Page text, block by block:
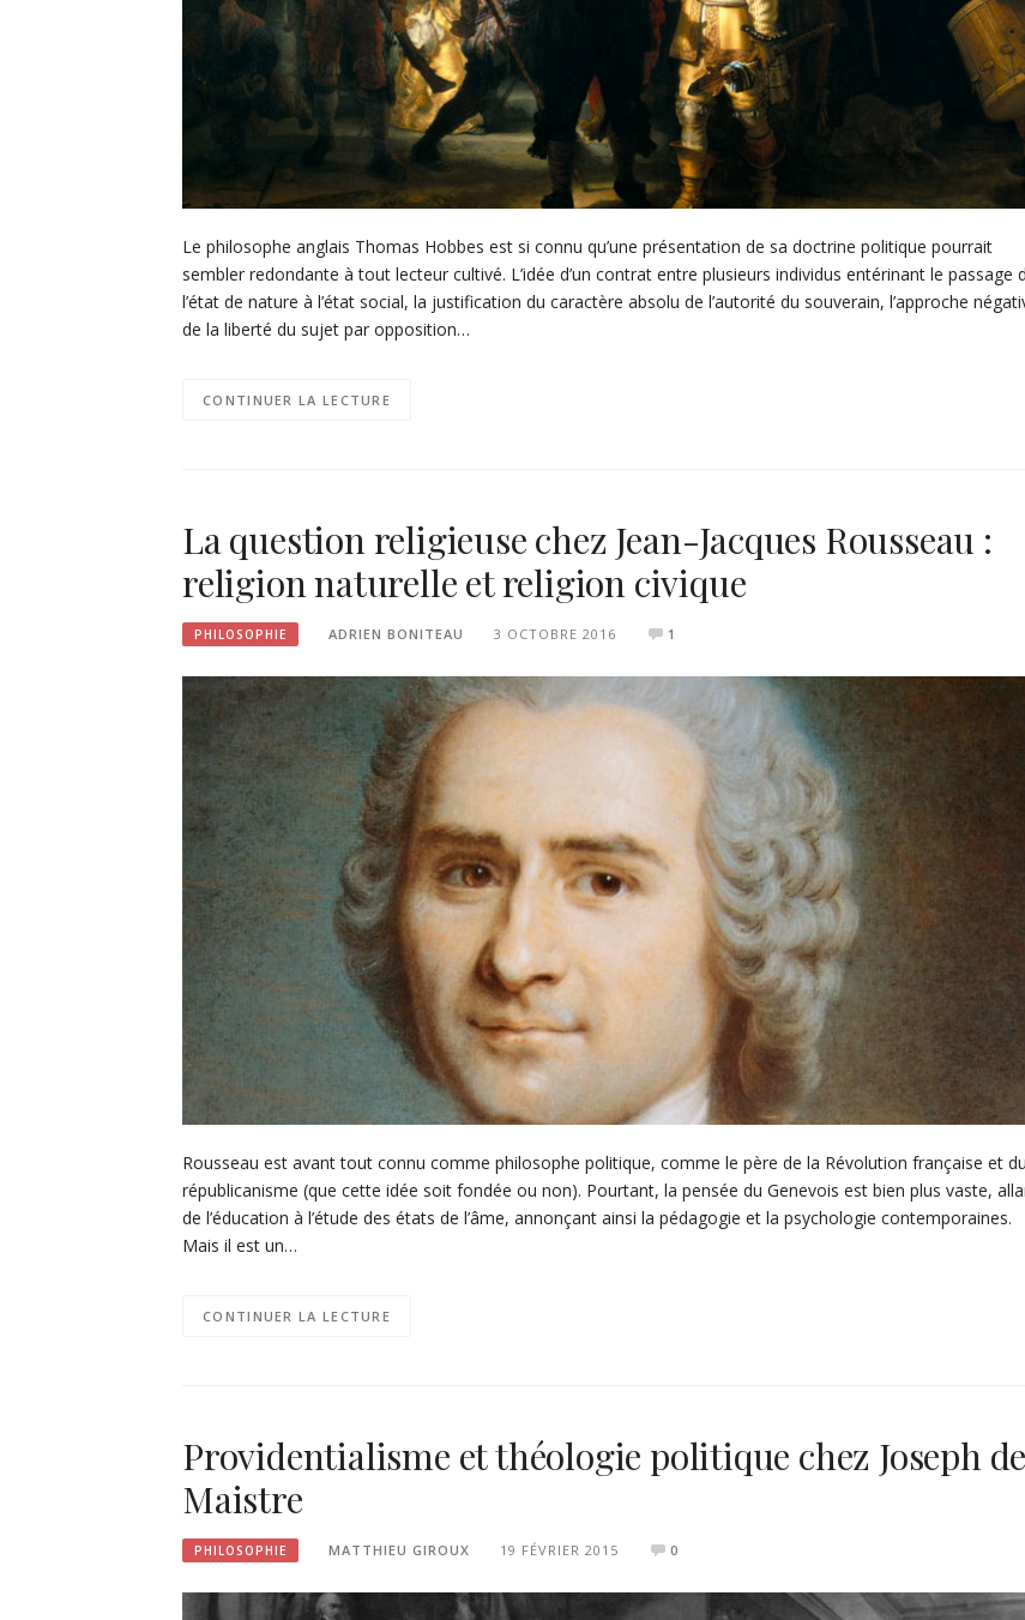
Le philosophe anglais Thomas Hobbes est si connu qu’une présentation de sa doctrine politique pourrait
sembler redondante à tout lecteur cultivé. L’idée d’un contrat entre plusieurs individus entérinant le passage
l’état de nature à l’état social, la justification du caractère absolu de l’autorité du souverain, l’approche
de la liberté du sujet par opposition…
CONTINUER LA LECTURE
La question religieuse chez Jean-Jacques Rousseau :
religion naturelle et religion civique
PHILOSOPHIE ADRIEN BONITEAU 3 OCTOBRE 2016 1
Rousseau est avant tout connu comme philosophe politique, comme le père de la Révolution française et du
républicanisme (que cette idée soit fondée ou non). Pourtant, la pensée du Genevois est bien plus vaste,
de l’éducation à l’étude des états de l’âme, annonçant ainsi la pédagogie et la psychologie contemporaines.
Mais il est un…
CONTINUER LA LECTURE
Providentialisme et théologie politique chez Joseph de
Maistre
PHILOSOPHIE MATTHIEU GIROUX 19 FÉVRIER 2015 0